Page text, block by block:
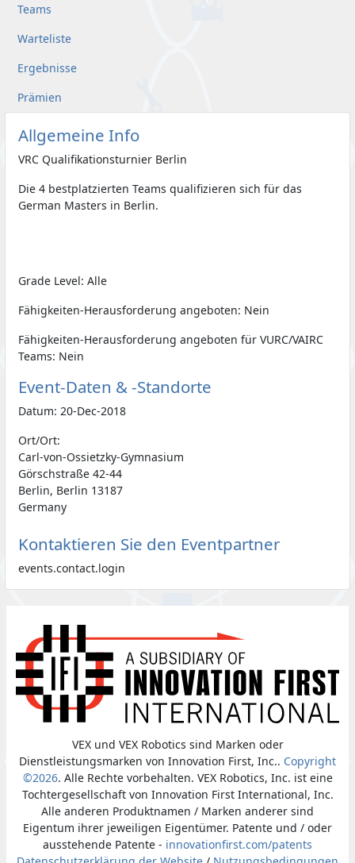
Teams
Warteliste
Ergebnisse
Prämien
Allgemeine Info
VRC Qualifikationsturnier Berlin
Die 4 bestplatzierten Teams qualifizieren sich für das
German Masters in Berlin.
Grade Level: Alle
Fähigkeiten-Herausforderung angeboten: Nein
Fähigkeiten-Herausforderung angeboten für VURC/VAIRC
Teams: Nein
Event-Daten & -Standorte
Datum: 20-Dec-2018
Ort/Ort:
Carl-von-Ossietzky-Gymnasium
Görschstraße 42-44
Berlin, Berlin 13187
Germany
Kontaktieren Sie den Eventpartner
events.contact.login
VEX und VEX Robotics sind Marken oder
Dienstleistungsmarken von Innovation First, Inc.. Copyright
©2026. Alle Rechte vorbehalten. VEX Robotics, Inc. ist eine
Tochtergesellschaft von Innovation First International, Inc.
Alle anderen Produktnamen / Marken anderer sind
Eigentum ihrer jeweiligen Eigentümer. Patente und / oder
ausstehende Patente - innovationfirst.com/patents